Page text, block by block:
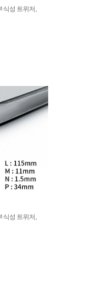
식성 트위저,
식성 트위저,